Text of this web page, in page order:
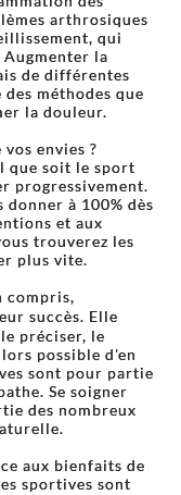
arthrosiques
qui
Augmenter la
de différentes
méthodes que
la douleur.
envies ?
que soit le sport
progressivement.
donner à 100% dès
et aux
trouverez les
plus vite.
compris,
succès. Elle
préciser, le
possible d'en
sont pour partie
Se soigner
des nombreux
aux bienfaits de
sportives sont